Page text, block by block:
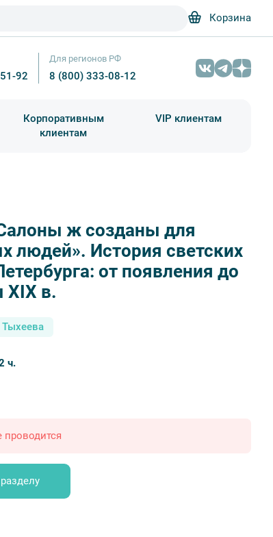
Корзина
92
Для регионов РФ
8 (800) 333-08-12
Корпоративным
клиентам
VIP клиентам
ж созданы для
людей». История светских
от появления до
XIX в.
Неизвестный художник
ч.
проводится